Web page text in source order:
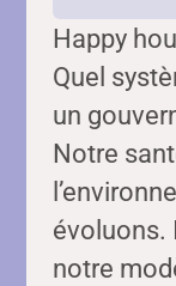
Happy
Quel
un
Notre
évoluons.
notre